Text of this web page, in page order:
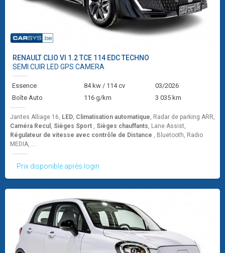
RENAULT CLIO VI 1.2 TCE 114 EDC TECHNO
SEMI CUIR LED GPS CAMERA
Essence 84 kw / 114 cv
03/2026
Boîte Auto
116 g/km 3 035 km
Jantes Alliage 16, LED, Climatisation automatique, Radar de parking ARR,
Caméra Recul , Sièges Sport , Sièges chauffants, Lane Assist,
Régulateur de vitesse avec contrôle de Distance , Bluetooth, Radio
MEDIA, ...
Prix disponible après login